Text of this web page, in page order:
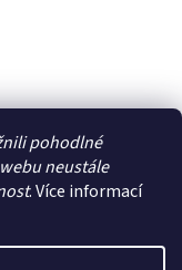
pohodlné
neustále
. Více informací